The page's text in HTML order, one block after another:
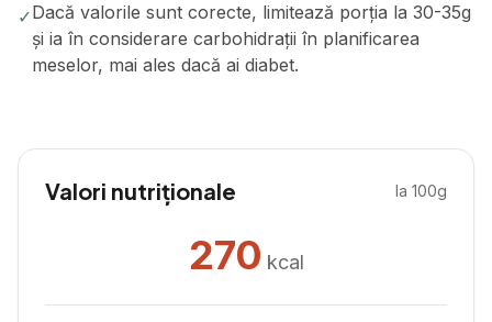
✓Dacă valorile sunt corecte, limitează porția la 30-35g
și ia în considerare carbohidrații în planificarea
meselor, mai ales dacă ai diabet.
Valori nutriționale la 100g
270 kcal